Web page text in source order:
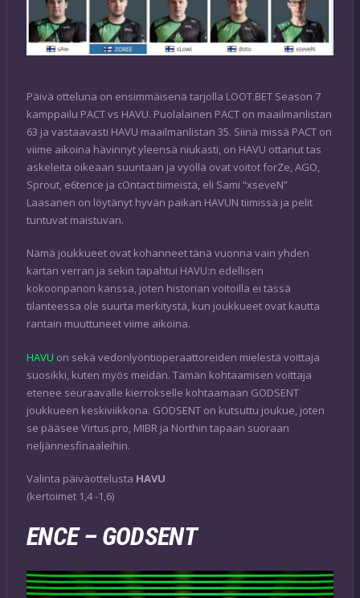
Päivä otteluna on ensimmäisenä tarjolla LOOT.BET Season 7
kamppailu PACT vs HAVU. Puolalainen PACT on maailmanlistan
63 ja vastaavasti HAVU maailmanlistan 35. Siinä missä PACT on
viime aikoina hävinnyt yleensä niukasti, on HAVU ottanut tas
askeleita oikeaan suuntaan ja vyöllä ovat voitot forZe, AGO,
Sprout, e6tence ja cOntact tiimeistä, eli Sami “xseveN”
Laasanen on löytänyt hyvän paikan HAVUN tiimissä ja pelit
tuntuvat maistuvan.
Nämä joukkueet ovat kohanneet tänä vuonna vain yhden
kartan verran ja sekin tapahtui HAVU:n edellisen
kokoonpanon kanssa, joten historian voitoilla ei tässä
tilanteessa ole suurta merkitystä, kun joukkueet ovat kautta
rantain muuttuneet viime aikoina.
HAVU on sekä vedonlyöntioperaattoreiden mielestä voittaja
suosikki, kuten myös meidän. Tämän kohtaamisen voittaja
etenee seuraavalle kierrokselle kohtaamaan GODSENT
joukkueen keskiviikkona. GODSENT on kutsuttu joukue, joten
se pääsee Virtus.pro, MIBR ja Northin tapaan suoraan
neljännesfinaaleihin.
Valinta päiväottelusta HAVU
(kertoimet 1,4 -1,6)
ENCE – GODSENT